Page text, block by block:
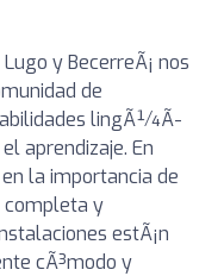
y BecerreÃ¡ nos
de
lingÃ¼Ã­
aprendizaje. En
la importancia de
completa y
estÃ¡n
cÃ³modo y